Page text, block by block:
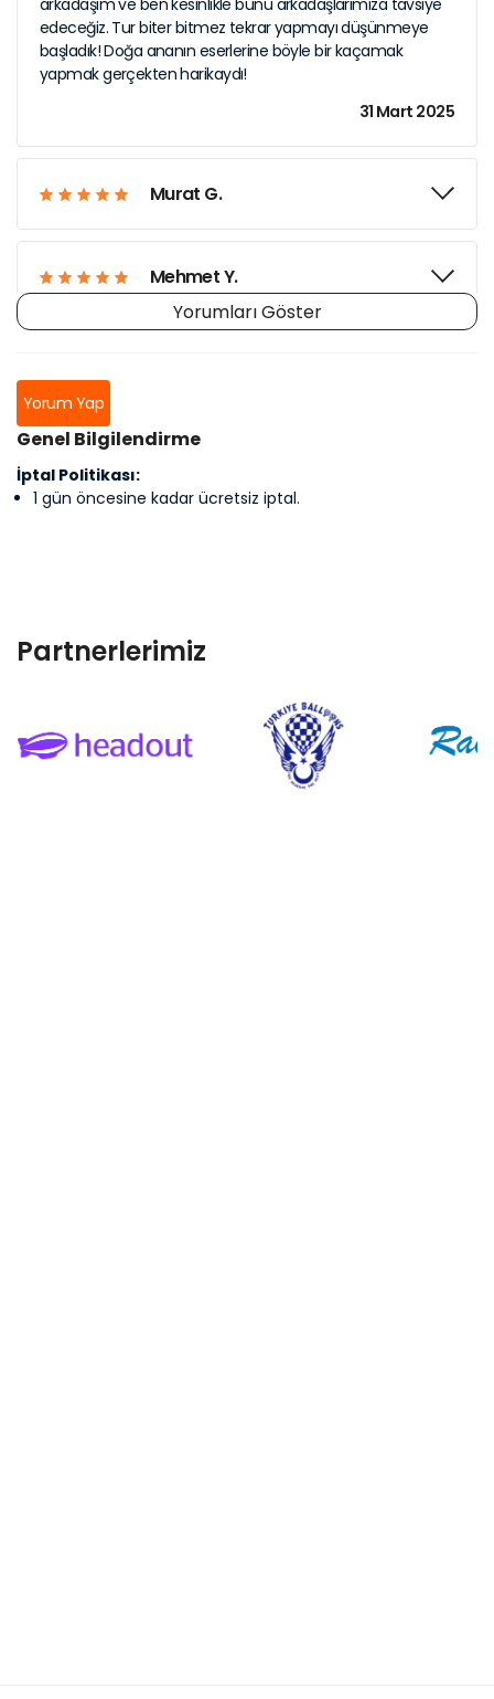
arkadaşım ve ben kesinlikle bunu arkadaşlarımıza tavsiye
edeceğiz. Tur biter bitmez tekrar yapmayı düşünmeye
başladık! Doğa ananın eserlerine böyle bir kaçamak
yapmak gerçekten harikaydı!
31 Mart 2025
Murat G.
Mehmet Y.
Laura S.
Yorumları Göster
Yorum Yap
Genel Bilgilendirme
İptal Politikası:
1 gün öncesine kadar ücretsiz iptal.
Partnerlerimiz